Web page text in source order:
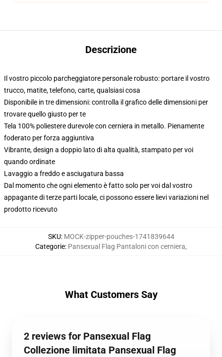
Descrizione
Il vostro piccolo parcheggiatore personale robusto: portare il vostro
trucco, matite, telefono, carte, qualsiasi cosa
Disponibile in tre dimensioni: controlla il grafico delle dimensioni per
trovare quello giusto per te
Tela 100% poliestere durevole con cerniera in metallo. Pienamente
foderato per forza aggiuntiva
Vibrante, design a doppio lato di alta qualità, stampato per voi
quando ordinate
Lavaggio a freddo e asciugatura bassa
Dal momento che ogni elemento è fatto solo per voi dal vostro
appagante di terze parti locale, ci possono essere lievi variazioni nel
prodotto ricevuto
SKU: MOCK-zipper-pouches-1741839644
Categorie: Pansexual Flag Pantaloni con cerniera,
What Customers Say
2 reviews for Pansexual Flag
Collezione limitata Pansexual Flag